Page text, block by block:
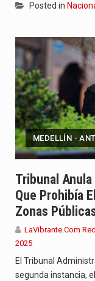
Posted in
MEDELLÍN -
Tribunal
Que Prohibía
Zonas
LaVibrante.Com
2025
El Tribunal
segunda instancia,